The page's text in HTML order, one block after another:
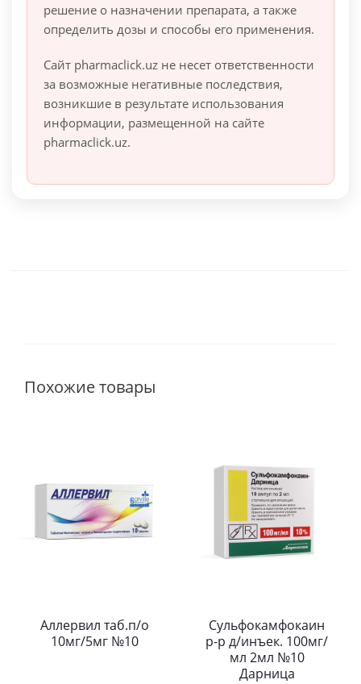
решение о назначении препарата, а также
определить дозы и способы его применения.
Сайт pharmaclick.uz не несет ответственности
за возможные негативные последствия,
возникшие в результате использования
информации, размещенной на сайте
pharmaclick.uz.
Похожие товары
Аллервил таб.п/о
10мг/5мг №10
Сульфокамфокаин
р-р д/инъек. 100мг/
мл 2мл №10
Дарница